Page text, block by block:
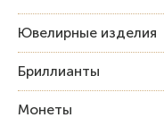
Ювелирные изделия
Бриллианты
Монеты